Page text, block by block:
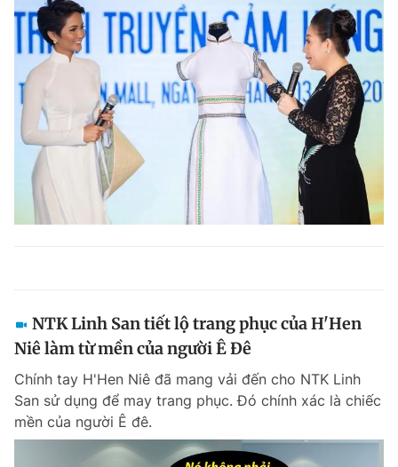
NTK Linh San tiết lộ trang phục của H'Hen
Niê làm từ mền của người Ê Đê
Chính tay H'Hen Niê đã mang vải đến cho NTK Linh
San sử dụng để may trang phục. Đó chính xác là chiếc
mền của người Ê đê.